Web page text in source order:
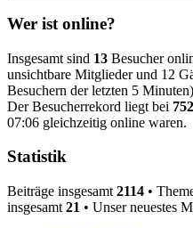
Wer ist online?
Insgesamt sind 13 Besucher
unsichtbare Mitglieder und 12
Besuchern der letzten 5 Minuten)
Der Besucherrekord liegt bei 752
07:06 gleichzeitig online waren.
Statistik
Beiträge insgesamt 2114 •
insgesamt 21 • Unser neuestes